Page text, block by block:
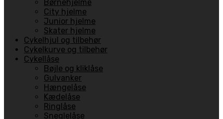
Børnehjelme
City hjelme
Junior hjelme
Skater hjelme
Cykelhjul og tilbehør
Cykelkurve og tilbehør
Cykellåse
Bøjle og kliklåse
Gulvanker
Hængelåse
Kædelåse
Ringlåse
Sneglelåse